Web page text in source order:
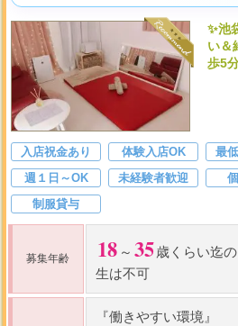
素敵な職場ですよ。
✨池
い＆
歩5
入店祝金あり 体験入店OK 最
週１日～OK
未経験者歓迎
制服貸与
募集年齢 18 ～ 35歳くらい迄
生は不可
『働きやすい環境』